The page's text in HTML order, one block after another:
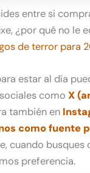
entre si
¿por qué no le
de terror para
estar al día
comoX
también en
como fuente
cuando busques
preferencia.